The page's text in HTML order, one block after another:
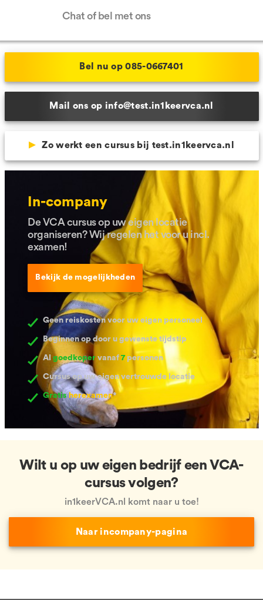
Chat of bel met ons
Bel nu op 085-0667401
Mail ons op info@test.in1keervca.nl
Zo werkt een cursus bij test.in1keervca.nl
In-company
De VCA cursus op uw eigen locatie
organiseren? Wij regelen het voor u incl.
examen!
Bekijk de mogelijkheden
Geen reiskosten voor uw eigen personeel
Beginnen op door u gewenste tijdstip
Algoedkoper vanaf7personen
Cursus op uw eigen vertrouwde locatie
Gratis herexamen*
Wilt u op uw eigen bedrijf een VCA-
cursus volgen?
in1keerVCA.nl komt naar u toe!
Naar incompany-pagina